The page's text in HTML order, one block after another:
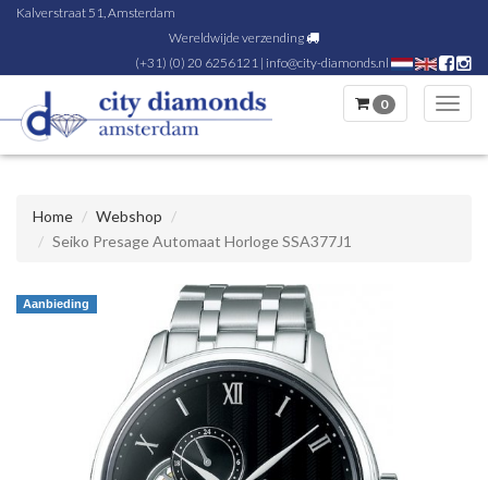
Kalverstraat 51, Amsterdam
Wereldwijde verzending
(+31) (0) 20 6256121 | info@city-diamonds.nl
0
Home
Webshop
Seiko Presage Automaat Horloge SSA377J1
Aanbieding